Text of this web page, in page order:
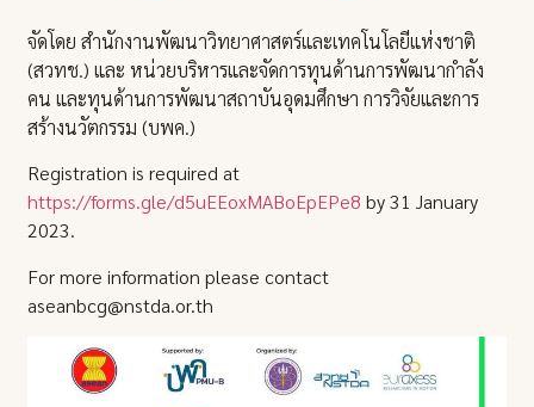
จัดโดย สำนักงานพัฒนาวิทยาศาสตร์และเทคโนโลยีแห่งชาติ
(สวทช.) และ หน่วยบริหารและจัดการทุนด้านการพัฒนากำลัง
คน และทุนด้านการพัฒนาสถาบันอุดมศึกษา การวิจัยและการ
สร้างนวัตกรรม (บพค.)
Registration is required at
https://forms.gle/d5uEEoxMABoEpEPe8 by 31 January
2023.
For more information please contact
aseanbcg@nstda.or.th